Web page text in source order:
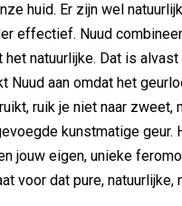
huid. Er zijn wel
effectief. Nuud
natuurlijke. Dat is alvast
Nuud aan omdat het
ruik je niet naar zweet,
kunstmatige geur.
jouw eigen, unieke
voor dat pure, natuurlijke,